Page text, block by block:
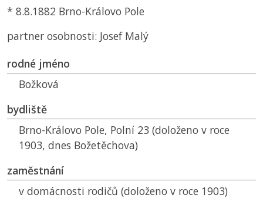
* 8.8.1882 Brno-Královo Pole
partner osobnosti: Josef Malý
rodné jméno
Božková
bydliště
Brno-Královo Pole, Polní 23 (doloženo v roce
1903, dnes Božetěchova)
zaměstnání
v domácnosti rodičů (doloženo v roce 1903)